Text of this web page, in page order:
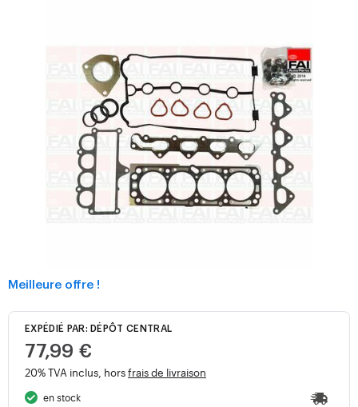
Meilleure offre !
EXPÉDIÉ PAR: DÉPÔT CENTRAL
77,99 €
20% TVA inclus, horsfrais de livraison
en stock